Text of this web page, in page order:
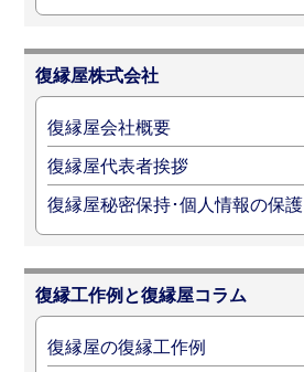
復縁屋株式会社
復縁屋会社概要
復縁屋代表者挨拶
復縁屋秘密保持･個人情報の保護
復縁工作例と復縁屋コラム
復縁屋の復縁工作例